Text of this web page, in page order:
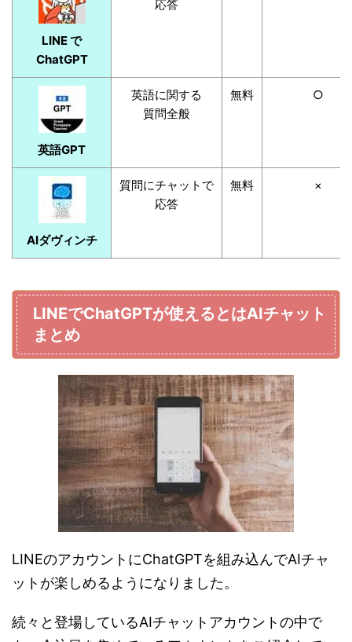
LINE で
ChatGPT
応答
英語GPT
英語に関する
質問全般
無料 ○
AIダヴィンチ
質問にチャットで
応答
無料 ×
LINEでChatGPTが使えるとはAIチャット
まとめ
LINEのアカウントにChatGPTを組み込んでAIチャ
ットが楽しめるようになりました。
続々と登場しているAIチャットアカウントの中で